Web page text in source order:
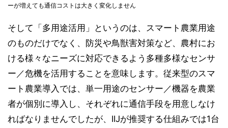
ーが増えても通信コストは大きく変化しません
そして「多用途活用」というのは、スマート農業用途
のものだけでなく、防災や鳥獣害対策など、農村にお
ける様々なニーズに対応できるよう多種多様なセンサ
ー／危機を活用することを意味します。従来型のスマ
ート農業導入では、単一用途のセンサー／機器を農業
者が個別に導入し、それぞれに通信手段を用意しなけ
ればなりませんでしたが、IIJが推奨する仕組みでは1台